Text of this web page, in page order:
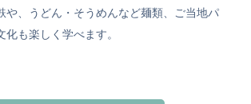
や、うどん・そうめんなど麺類、ご当地パ
化も楽しく学べます。